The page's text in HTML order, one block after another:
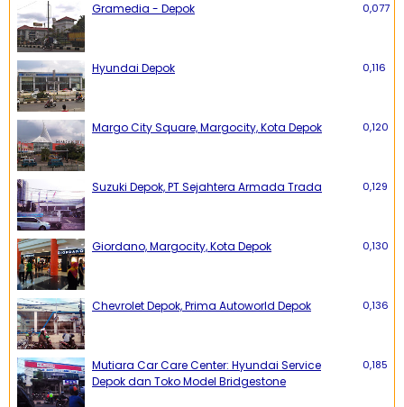
Gramedia - Depok 0,077
Hyundai Depok 0,116
Margo City Square, Margocity, Kota Depok 0,120
Suzuki Depok, PT Sejahtera Armada Trada 0,129
Giordano, Margocity, Kota Depok 0,130
Chevrolet Depok, Prima Autoworld Depok 0,136
Mutiara Car Care Center: Hyundai Service
Depok dan Toko Model Bridgestone
0,185